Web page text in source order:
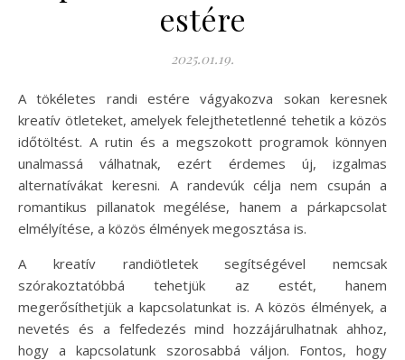
estére
2025.01.19.
A tökéletes randi estére vágyakozva sokan keresnek
kreatív ötleteket, amelyek felejthetetlenné tehetik a közös
időtöltést. A rutin és a megszokott programok könnyen
unalmassá válhatnak, ezért érdemes új, izgalmas
alternatívákat keresni. A randevúk célja nem csupán a
romantikus pillanatok megélése, hanem a párkapcsolat
elmélyítése, a közös élmények megosztása is.
A kreatív randiötletek segítségével nemcsak
szórakoztatóbbá tehetjük az estét, hanem
megerősíthetjük a kapcsolatunkat is. A közös élmények, a
nevetés és a felfedezés mind hozzájárulhatnak ahhoz,
hogy a kapcsolatunk szorosabbá váljon. Fontos, hogy